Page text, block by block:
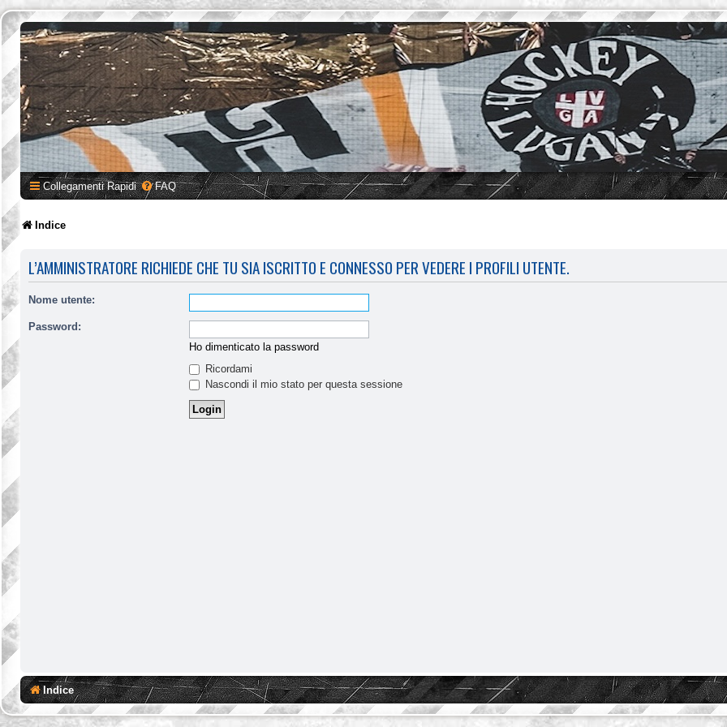
Collegamenti Rapidi FAQ
Indice
L’AMMINISTRATORE RICHIEDE CHE TU SIA ISCRITTO E CONNESSO PER VEDERE I PROFILI UTENTE.
Nome utente:
Password:
Ho dimenticato la password
Ricordami
Nascondi il mio stato per questa sessione
Indice